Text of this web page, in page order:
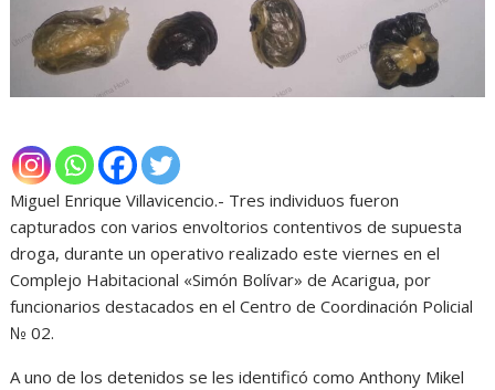
Miguel Enrique Villavicencio.- Tres individuos fueron
capturados con varios envoltorios contentivos de supuesta
droga, durante un operativo realizado este viernes en el
Complejo Habitacional «Simón Bolívar» de Acarigua, por
funcionarios destacados en el Centro de Coordinación Policial
№ 02.
A uno de los detenidos se les identificó como Anthony Mikel